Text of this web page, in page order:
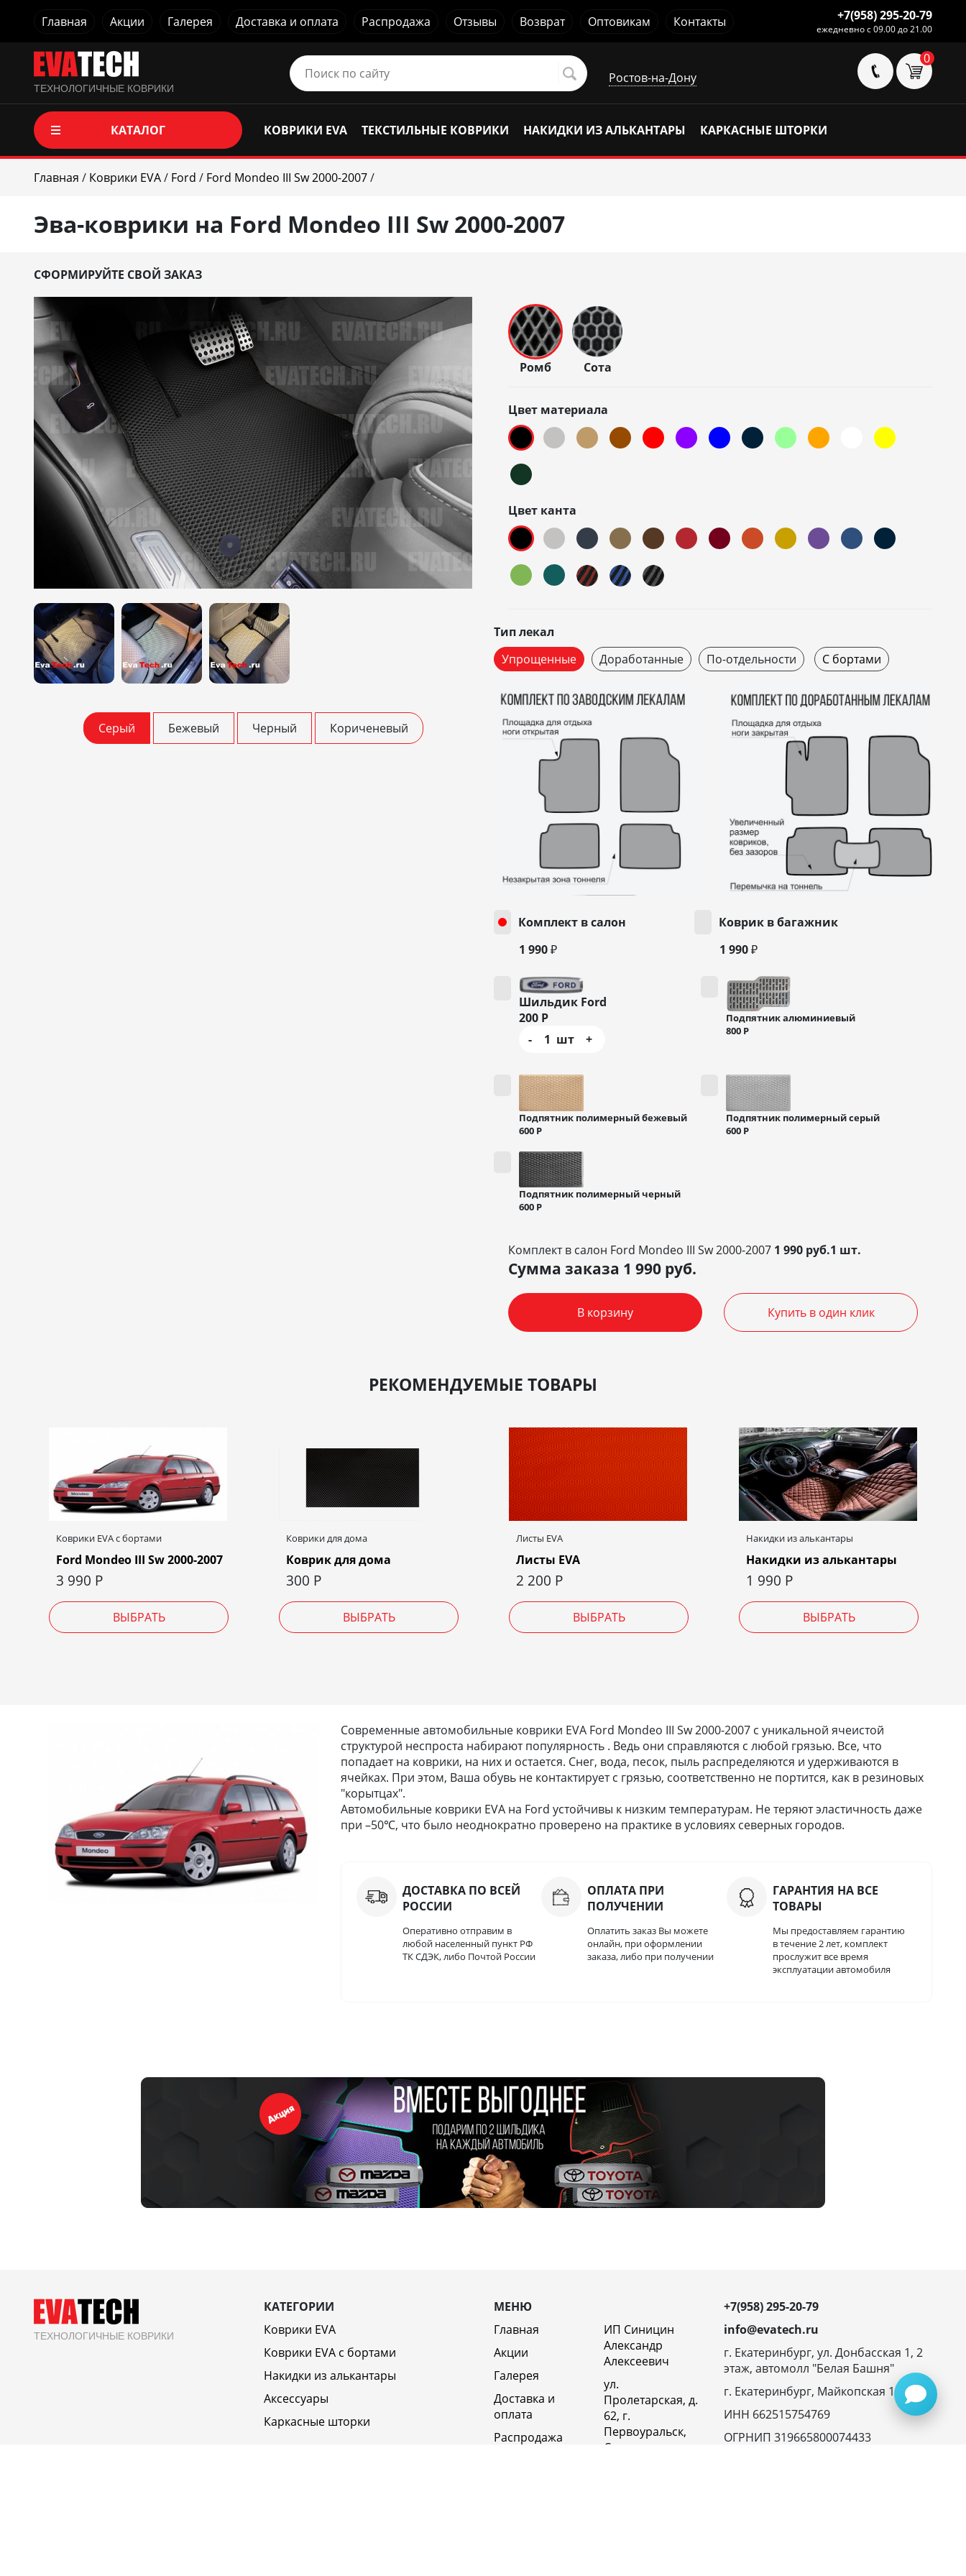
Главная Акции Галерея Доставка и оплата Распродажа Отзывы Возврат Оптовикам Контакты +7(958) 295-20-79
ежедневно с 09.00 до 21.00
ТЕХНОЛОГИЧНЫЕ КОВРИКИ
Ростов-на-Дону
0
КАТАЛОГ КОВРИКИ EVA ТЕКСТИЛЬНЫЕ КОВРИКИ НАКИДКИ ИЗ АЛЬКАНТАРЫ КАРКАСНЫЕ ШТОРКИ
Главная / Коврики EVA/ Ford / Ford Mondeo III Sw 2000-2007/
Эва-коврики на Ford Mondeo III Sw 2000-2007
СФОРМИРУЙТЕ СВОЙ ЗАКАЗ
Серый Бежевый Черный Кориченевый
Ромб Сота
Цвет материала
Цвет канта
Тип лекал
Упрощенные
Доработанные По-отдельности С бортами
Комплект в салон
1 990 ₽
Коврик в багажник
1 990 ₽
Шильдик Ford
200 Р
-
1 шт +
Подпятник алюминиевый
800 Р
Подпятник полимерный бежевый
600 Р
Подпятник полимерный серый
600 Р
Подпятник полимерный черный
600 Р
Комплект в салон Ford Mondeo III Sw 2000-2007 1 990 руб.1 шт.
Сумма заказа 1 990 руб.
В корзину Купить в один клик
РЕКОМЕНДУЕМЫЕ ТОВАРЫ
Коврики EVA c бортами
Ford Mondeo III Sw 2000-2007
3 990 Р
ВЫБРАТЬ
Коврики для дома
Коврик для дома
300 Р
ВЫБРАТЬ
Листы EVA
Листы EVA
2 200 Р
ВЫБРАТЬ
Накидки из алькантары
Накидки из алькантары
1 990 Р
ВЫБРАТЬ
Современные автомобильные коврики EVA Ford Mondeo III Sw 2000-2007 с уникальной ячеистой
структурой неспроста набирают популярность . Ведь они справляются с любой грязью. Все, что
попадает на коврики, на них и остается. Снег, вода, песок, пыль распределяются и удерживаются в
ячейках. При этом, Ваша обувь не контактирует с грязью, соответственно не портится, как в резиновых
"корытцах".
Автомобильные коврики EVA на Ford устойчивы к низким температурам. Не теряют эластичность даже
при –50℃, что было неоднократно проверено на практике в условиях северных городов.
ДОСТАВКА ПО ВСЕЙ
РОССИИ
Оперативно отправим в
любой населенный пункт РФ
ТК СДЭК, либо Почтой России
ОПЛАТА ПРИ
ПОЛУЧЕНИИ
Оплатить заказ Вы можете
онлайн, при оформлении
заказа, либо при получении
ГАРАНТИЯ НА ВСЕ
ТОВАРЫ
Мы предоставляем гарантию
в течение 2 лет, комплект
прослужит все время
эксплуатации автомобиля
ТЕХНОЛОГИЧНЫЕ КОВРИКИ
КАТЕГОРИИ
Коврики EVA
Коврики EVA c бортами
Накидки из алькантары
Аксессуары
Каркасные шторки
МЕНЮ
Главная
Акции
Галерея
Доставка и
оплата
Распродажа
ИП Синицин
Александр
Алексеевич
ул.
Пролетарская, д.
62, г.
Первоуральск,
Свердловская
+7(958) 295-20-79
info@evatech.ru
г. Екатеринбург, ул. Донбасская 1, 2
этаж, автомолл "Белая Башня"
г. Екатеринбург, Майкопская 10
ИНН 662515754769
ОГРНИП 319665800074433